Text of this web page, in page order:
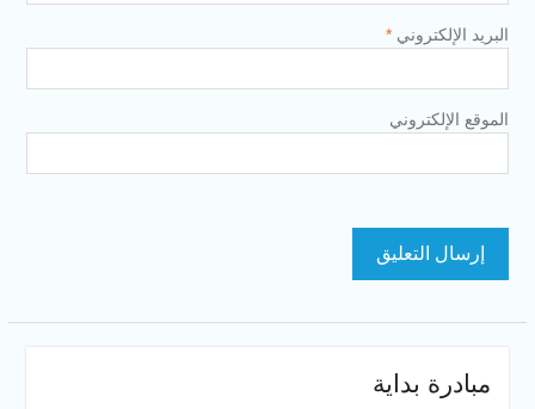
البريد الإلكتروني *
الموقع الإلكتروني
مبادرة بداية